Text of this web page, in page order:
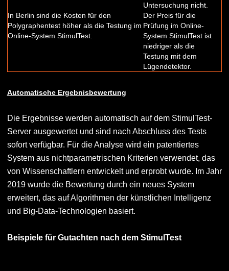
Untersuchung nicht.
In Berlin sind die Kosten für den
Polygraphentest höher als die Testung im
Online-System StimulTest.
Der Preis für die
Prüfung im Online-
System StimulTest ist
niedriger als die
Testung mit dem
Lügendetektor.
Automatische Ergebnisbewertung
Die Ergebnisse werden automatisch auf dem StimulTest-
Server ausgewertet und sind nach Abschluss des Tests
sofort verfügbar. Für die Analyse wird ein patentiertes
System aus nichtparametrischen Kriterien verwendet, das
von Wissenschaftlern entwickelt und erprobt wurde. Im Jahr
2019 wurde die Bewertung durch ein neues System
erweitert, das auf Algorithmen der künstlichen Intelligenz
und Big-Data-Technologien basiert.
Beispiele für Gutachten nach dem StimulTest